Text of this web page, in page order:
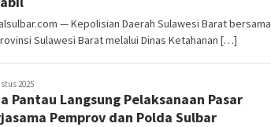
— Kepolisian Daerah Sulawesi Barat bersama
Sulawesi Barat melalui Dinas Ketahanan […]
2025
Pantau Langsung Pelaksanaan Pasar
Pemprov dan Polda Sulbar